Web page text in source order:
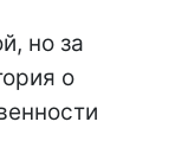
но за
о